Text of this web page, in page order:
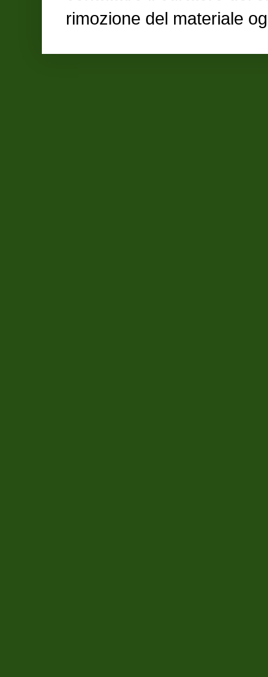
rimozione del materiale